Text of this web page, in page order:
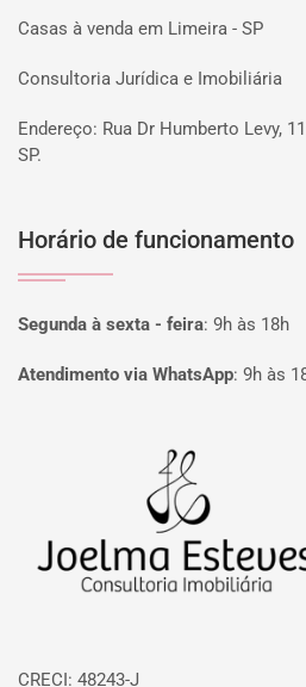
Casas à venda em Limeira - SP
Consultoria Jurídica e Imobiliária
Endereço: Rua Dr Humberto Levy,
SP.
Horário de funcionamento
Segunda à sexta - feira: 9h às 18h
Atendimento via WhatsApp: 9h às
CRECI: 48243-J